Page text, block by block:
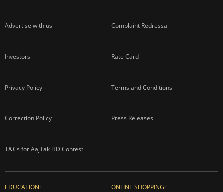
Advertise with us Complaint Redressal
Investors Rate Card
Privacy Policy Terms and Conditions
Correction Policy Press Releases
T&Cs for AajTak HD Contest
EDUCATION: ONLINE SHOPPING: